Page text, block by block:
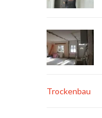
Trockenbau